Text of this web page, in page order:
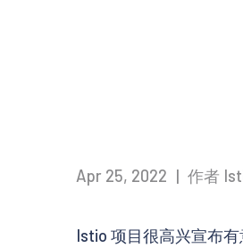
Apr 25, 2022 | 作者
Istio 项目很高兴宣布有